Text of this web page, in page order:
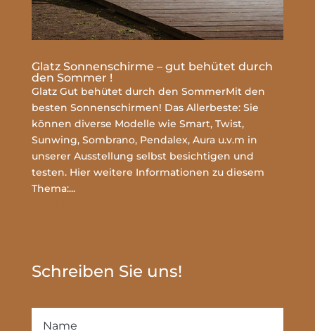
Glatz Sonnenschirme – gut behütet durch
den Sommer !
Glatz Gut behütet durch den SommerMit den
besten Sonnenschirmen! Das Allerbeste: Sie
können diverse Modelle wie Smart, Twist,
Sunwing, Sombrano, Pendalex, Aura u.v.m in
unserer Ausstellung selbst besichtigen und
testen. Hier weitere Informationen zu diesem
Thema:...
Schreiben Sie uns!